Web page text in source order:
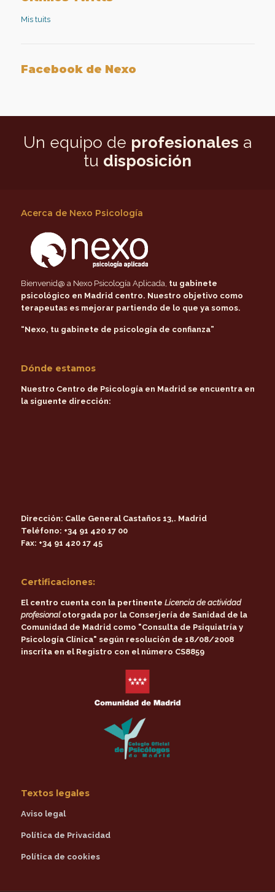
Mis tuits
Facebook de Nexo
Un equipo de profesionales a
tu disposición
Acerca de Nexo Psicología
Bienvenid@ a Nexo Psicología Aplicada, tu gabinete
psicológico en Madrid centro. Nuestro objetivo como
terapeutas es mejorar partiendo de lo que ya somos.
“Nexo, tu gabinete de psicología de confianza”
Dónde estamos
Nuestro Centro de Psicología en Madrid se encuentra en
la siguente dirección:
Dirección: Calle General Castaños 13,. Madrid
Teléfono: +34 91 420 17 00
Fax: +34 91 420 17 45
Certificaciones:
El centro cuenta con la pertinente Licencia de actividad
profesionalotorgada por la Conserjería de Sanidad de la
Comunidad de Madridcomo "Consulta de Psiquiatría y
Psicología Clínica" según resolución de 18/08/2008
inscrita en el Registro con el número CS8859
Textos legales
Aviso legal
Política de Privacidad
Política de cookies